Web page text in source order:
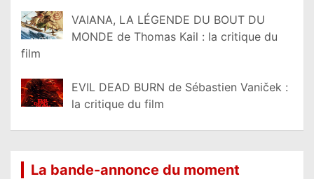
VAIANA, LA LÉGENDE DU BOUT DU
MONDE de Thomas Kail : la critique du
film
EVIL DEAD BURN de Sébastien Vaniček :
la critique du film
La bande-annonce du moment